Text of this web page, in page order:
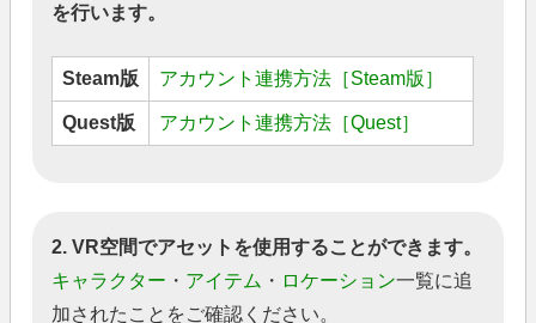
を行います。
Steam版 アカウント連携方法［Steam版］
Quest版 アカウント連携方法［Quest］
2. VR空間でアセットを使用することができます。
キャラクター ・ アイテム ・ ロケーション一覧に追
加されたことをご確認ください。